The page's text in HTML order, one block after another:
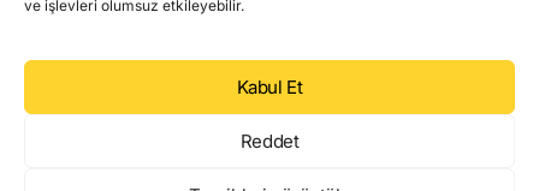
ve işlevleri olumsuz etkileyebilir.
Kabul Et
Reddet
DeFi Coinleri
DePIN Coinleri
Metaverse Coinleri
Web 3.0 Coinleri
Coin Türevleri